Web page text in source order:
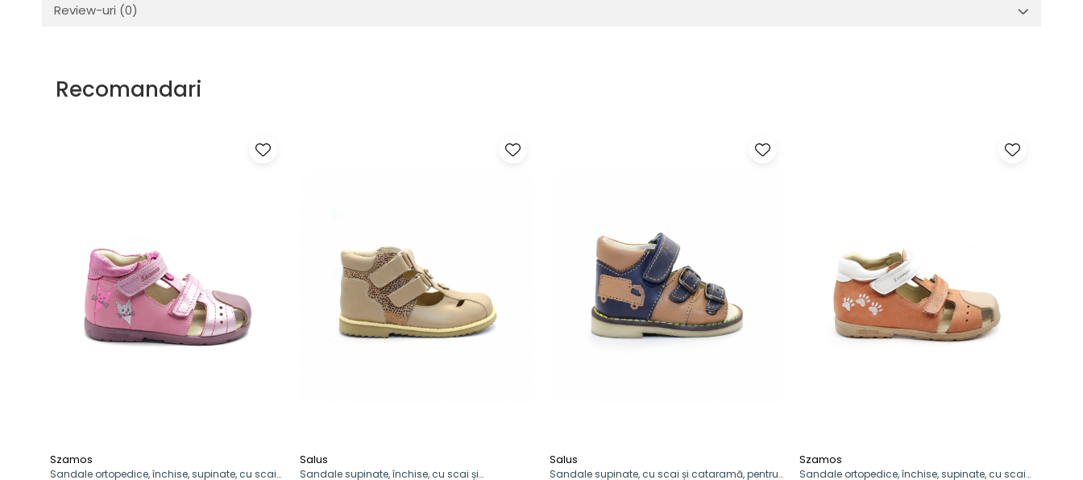
Review-uri (0)
Recomandari
Szamos
Sandale ortopedice, închise, supinate, cu scai
Salus
Sandale supinate, închise, cu scai și
Salus
Sandale supinate, cu scai și cataramă, pentru
Szamos
Sandale ortopedice, închise, supinate, cu scai